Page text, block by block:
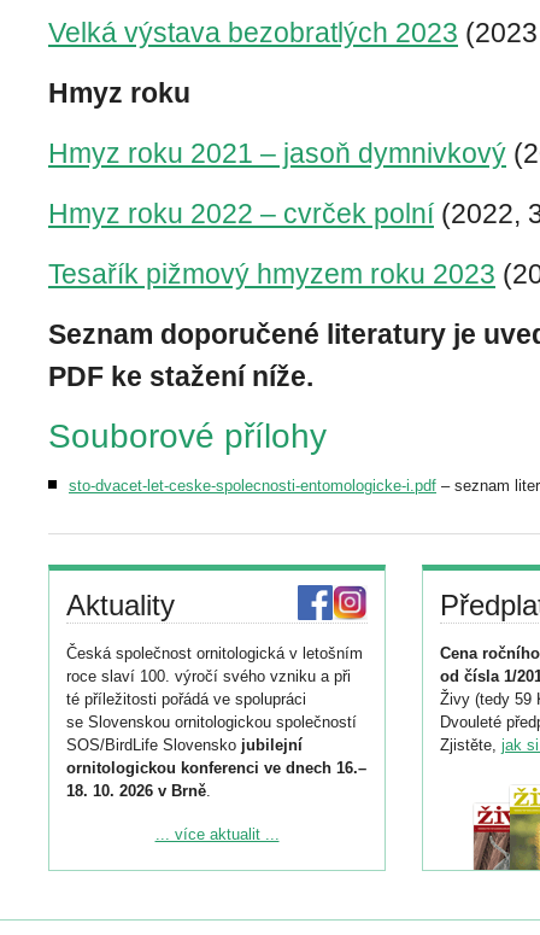
Velká výstava bezobratlých 2023
Hmyz roku
Hmyz roku 2021 – jasoň dymnivkový
Hmyz roku 2022 – cvrček polní(2022,
Tesařík pižmový hmyzem roku 2023
Seznam doporučené literatury je
PDF ke stažení níže.
Souborové přílohy
sto-dvacet-let-ceske-spolecnosti-entomologicke-i.pdf – seznam
Aktuality
Česká společnost ornitologická v letošním
roce slaví 100. výročí svého vzniku a při
té příležitosti pořádá ve spolupráci
se Slovenskou ornitologickou společností
SOS/BirdLife Slovensko jubilejní
ornitologickou konferenci ve dnech 16.–
18. 10. 2026 v Brně.
Podrobnější informace ke konferenci
Registrovat se můžete do 6. září.
... více aktualit ...
Cena
od čísla 1/
Živy (tedy 59
Dvouleté
Zjistěte, jak